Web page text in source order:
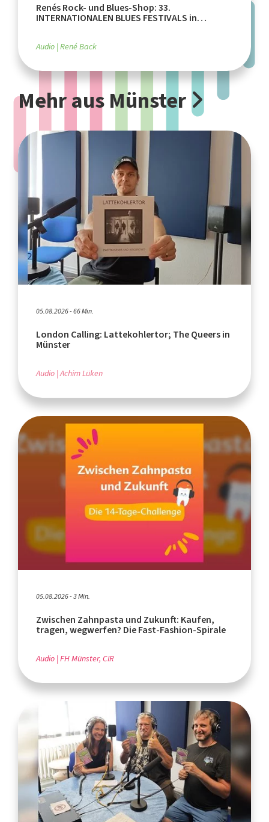
Renés Rock- und Blues-Shop: 33.
INTERNATIONALEN BLUES FESTIVALS in
Audio René Back
Mehr aus Münster
05.08.2026 - 66 Min.
London Calling: Lattekohlertor; The Queers in
Münster
Audio Achim Lüken
05.08.2026 - 3 Min.
Zwischen Zahnpasta und Zukunft: Kaufen,
tragen, wegwerfen? Die Fast-Fashion-Spirale
Audio FH Münster, CIR